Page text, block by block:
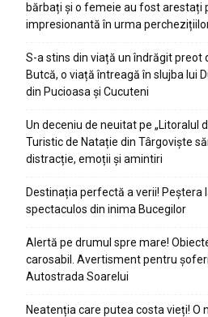
bărbați și o femeie au fost arestați
impresionantă în urma
S-a stins din viață un îndrăgit preot
Butcă, o viață întreagă în slujba lui
din Pucioasa și Cucuteni
Un deceniu de neuitat pe „Litoralul
Turistic de Natație din Târgoviște
distracție, emoții și amintiri
Destinația perfectă a verii! Peștera
spectaculos din inima Bucegilor
Alertă pe drumul spre mare!
carosabil. Avertisment pentru
Autostrada Soarelui
Neatenția care putea costa vieți! O